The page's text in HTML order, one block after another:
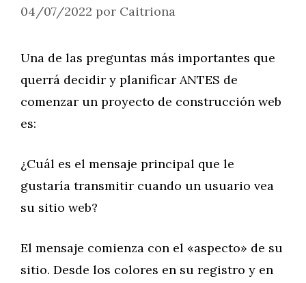
04/07/2022 por Caitriona
Una de las preguntas más importantes que
querrá decidir y planificar ANTES de
comenzar un proyecto de construcción web
es:
¿Cuál es el mensaje principal que le
gustaría transmitir cuando un usuario vea
su sitio web?
El mensaje comienza con el «aspecto» de su
sitio. Desde los colores en su registro y en